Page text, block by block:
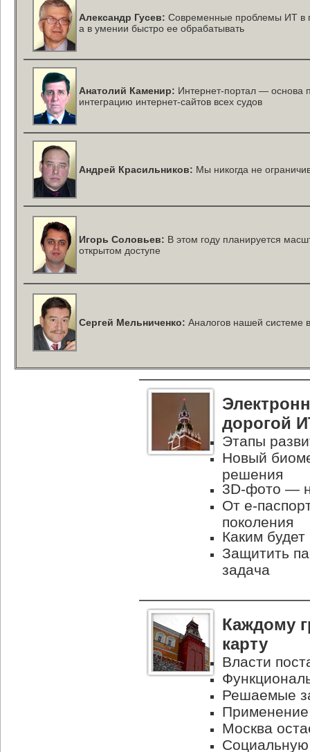
Александр Гусев: Современные проблемы ИТ в
а в умении быстро ее обрабатывать
Анатолий Каменир: Интернет-портал — основа
интеграцию интернет-сайтов всех судов
Андрей Красильников: Мы никогда не
Игорь Соловьев: В этом году планируется
открытом доступе
Сергей Мельниченко: Аналогов нашей системе
дорогой
Этапы
Новый
решения
3D-фото —
От e-
поколения
Каким
Защитить
задача
Каждому
карту
Власти
Решаемые
Москва
Социальную